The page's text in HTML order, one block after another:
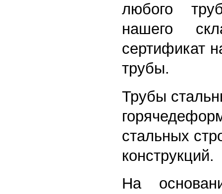
любого
нашего
сертификат
трубы.
Трубы
стальных
конструкций.
На